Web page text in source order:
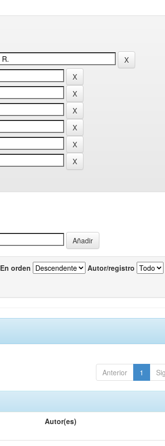
En orden Autor/registro
Anterior 1
Autor(es)